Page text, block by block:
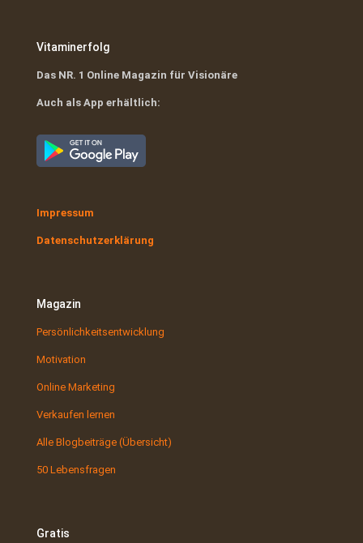
Vitaminerfolg
Das NR. 1 Online Magazin für Visionäre
Auch als App erhältlich:
Impressum
Datenschutzerklärung
Magazin
Persönlichkeitsentwicklung
Motivation
Online Marketing
Verkaufen lernen
Alle Blogbeiträge (Übersicht)
50 Lebensfragen
Gratis